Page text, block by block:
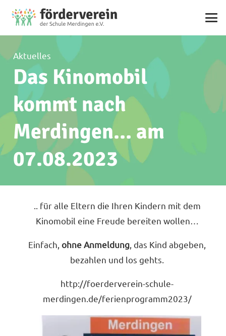
Aktuelles
Das Kinomobil
kommt nach
Merdingen… am
07.08.2023
.. für alle Eltern die Ihren Kindern mit dem
Kinomobil eine Freude bereiten wollen…
Einfach, ohne Anmeldung , das Kind abgeben,
bezahlen und los gehts.
http://foerderverein-schule-
merdingen.de/ferienprogramm2023/